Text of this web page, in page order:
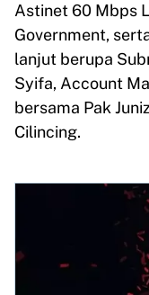
Astinet 60 Mbps
Government,
lanjut berupa
Syifa, Account
bersama Pak
Cilincing.